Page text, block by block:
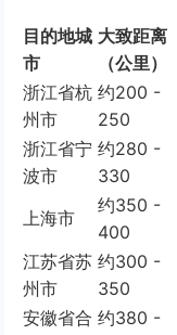
目的地城
市
大致距离
（公里）
浙江省杭
州市
约200 -
250
浙江省宁
波市
约280 -
330
上海市
约350 -
400
江苏省苏
州市
约300 -
350
安徽省合 约380 -